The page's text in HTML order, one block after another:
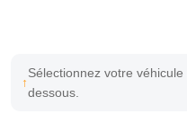
Sélectionnez votre
dessous.